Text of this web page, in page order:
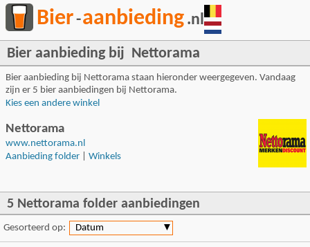
Bier-aanbieding .nl
Bier aanbieding bij Nettorama
Bier aanbieding bij Nettorama staan hieronder weergegeven. Vandaag
zijn er 5 bier aanbiedingen bij Nettorama.
Kies een andere winkel
Nettorama
www.nettorama.nl
Aanbieding folder
Winkels
5 Nettorama folder aanbiedingen
Gesorteerd op: Datum ▼